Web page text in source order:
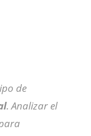
de
. Analizar el